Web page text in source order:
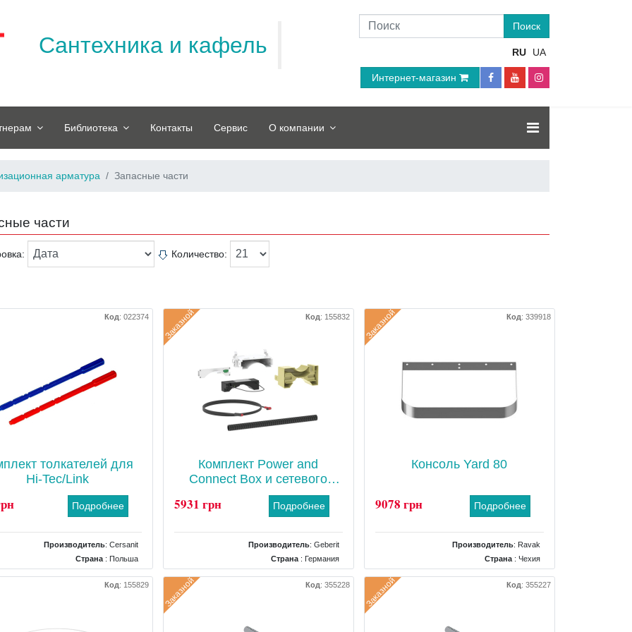
Сантехника и кафель RU UA
Интернет-магазин
Библиотека Контакты Сервис О компании
арматура Запасные части
части
Количество:
Код: 022374
толкателей для
Hi-Tec/Link
Подробнее
Производитель: Cersanit
Страна: Польша
Заказной Код: 155832
Комплект Power and
Connect Box и сетевого
блока питания
5931 грн Подробнее
Производитель: Geberit
Страна: Германия
Заказной Код: 339918
Консоль Yard 80
9078 грн Подробнее
Производитель: Ravak
Страна: Чехия
Код: 155829 Заказной Код: 355228 Заказной Код: 355227